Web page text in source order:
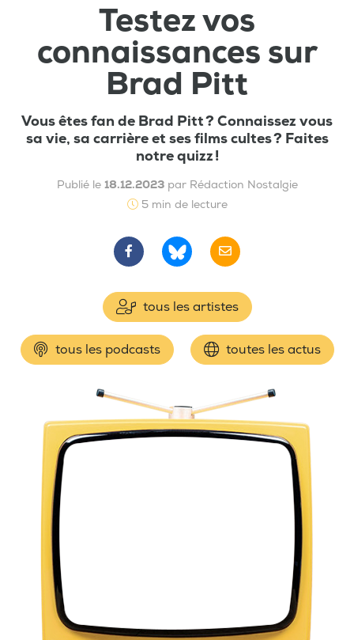
Testez vos
connaissances sur
Brad Pitt
Vous êtes fan de Brad Pitt ? Connaissez vous
sa vie, sa carrière et ses films cultes ? Faites
notre quizz !
Publié le 18.12.2023 par Rédaction Nostalgie
5 min de lecture
tous les artistes
tous les podcasts toutes les actus